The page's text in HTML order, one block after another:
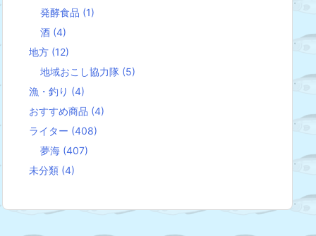
発酵食品 (1)
酒 (4)
地方 (12)
地域おこし協力隊 (5)
漁・釣り (4)
おすすめ商品 (4)
ライター (408)
夢海 (407)
未分類 (4)